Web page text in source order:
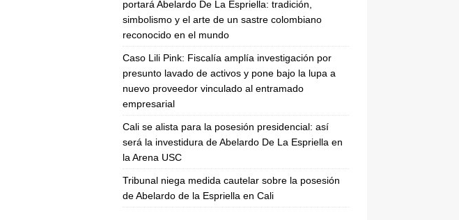
portará Abelardo De La Espriella: tradición,
simbolismo y el arte de un sastre colombiano
reconocido en el mundo
Caso Lili Pink: Fiscalía amplía investigación por
presunto lavado de activos y pone bajo la lupa a
nuevo proveedor vinculado al entramado
empresarial
Cali se alista para la posesión presidencial: así
será la investidura de Abelardo De La Espriella en
la Arena USC
Tribunal niega medida cautelar sobre la posesión
de Abelardo de la Espriella en Cali